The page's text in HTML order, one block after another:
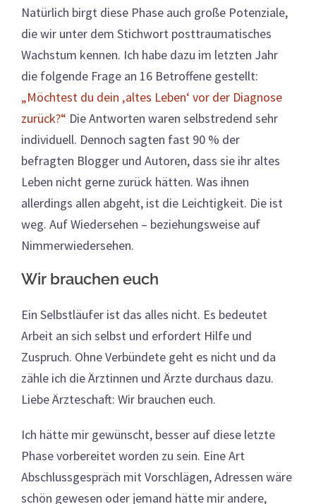
Natürlich birgt diese Phase auch große Potenziale,
die wir unter dem Stichwort posttraumatisches
Wachstum kennen. Ich habe dazu im letzten Jahr
die folgende Frage an 16 Betroffene gestellt:
„Möchtest du dein ‚altes Leben‘ vor der Diagnose
zurück?“ Die Antworten waren selbstredend sehr
individuell. Dennoch sagten fast 90 % der
befragten Blogger und Autoren, dass sie ihr altes
Leben nicht gerne zurück hätten. Was ihnen
allerdings allen abgeht, ist die Leichtigkeit. Die ist
weg. Auf Wiedersehen – beziehungsweise auf
Nimmerwiedersehen.
Wir brauchen euch
Ein Selbstläufer ist das alles nicht. Es bedeutet
Arbeit an sich selbst und erfordert Hilfe und
Zuspruch. Ohne Verbündete geht es nicht und da
zähle ich die Ärztinnen und Ärzte durchaus dazu.
Liebe Ärzteschaft: Wir brauchen euch.
Ich hätte mir gewünscht, besser auf diese letzte
Phase vorbereitet worden zu sein. Eine Art
Abschlussgespräch mit Vorschlägen, Adressen wäre
schön gewesen oder jemand hätte mir andere,